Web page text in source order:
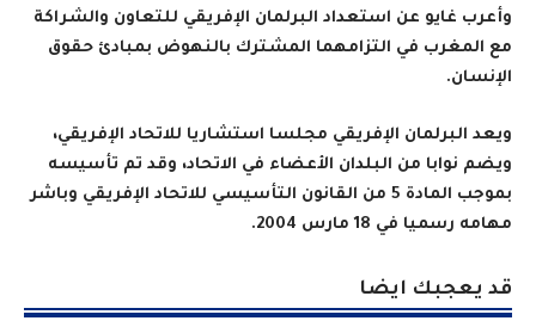
وأعرب غايو عن استعداد البرلمان الإفريقي للتعاون والشراكة
مع المغرب في التزامهما المشترك بالنهوض بمبادئ حقوق
الإنسان.
ويعد البرلمان الإفريقي مجلسا استشاريا للاتحاد الإفريقي،
ويضم نوابا من البلدان الأعضاء في الاتحاد، وقد تم تأسيسه
بموجب المادة 5 من القانون التأسيسي للاتحاد الإفريقي وباشر
مهامه رسميا في 18 مارس 2004.
قد يعجبك ايضا